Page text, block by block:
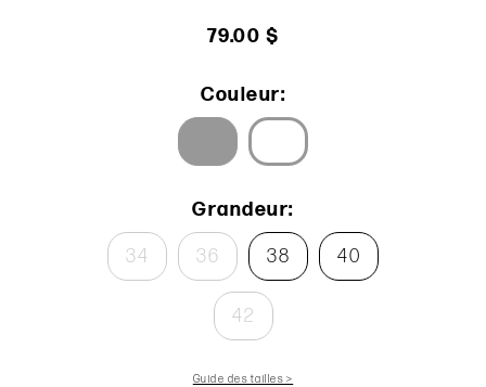
79.00 $
Couleur:
Grandeur:
34 36 38 40
42
Guide des tailles >